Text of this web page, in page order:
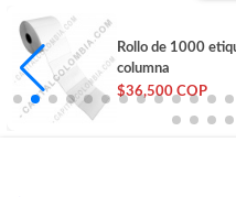
Rollo de 1000
columna
$36,500 COP